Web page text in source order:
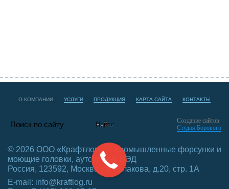
О КОМПАНИИ УСЛУГИ ПРОДУКЦИЯ КАРТА САЙТА КОНТАКТЫ
Создание сайтов
Студия Борового
© 2026 ООО «Крафтлог» — промышленные форсунки и
моющие головки, аутсорсинг ВЭД
Россия, 123592, Москва ул. Кулакова, д.20, стр. 1А
E-mail: info@kraftlog.ru